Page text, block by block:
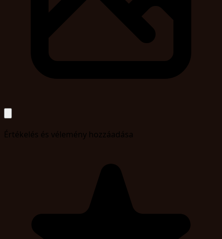
Értékelés és vélemény hozzáadása